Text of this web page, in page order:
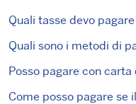
Quali tasse devo
Quali sono i metodi di
Posso pagare con
Come posso pagare se